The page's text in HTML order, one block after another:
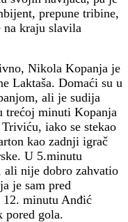
prepune tribine,
kraju slavila
Nikola Kopanja je
Laktaša. Domaći su u
ali je sudija
trećoj minuti Kopanja
iako se stekao
kao zadnji igrač
U 5.minutu
nije dobro zahvatio
je sam pred
minutu Anđić
pored gola.